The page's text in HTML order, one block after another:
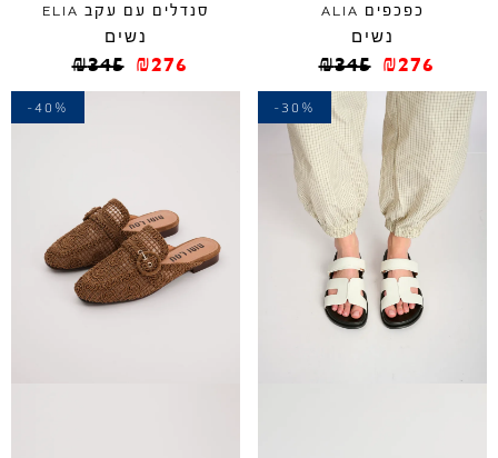
כפכפים ALIA
נשים
₪345 ₪276
סנדלים עם עקב ELIA
נשים
₪345 ₪276
-30%
-40%